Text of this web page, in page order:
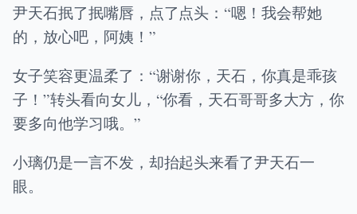
尹天石抿了抿嘴唇，点了点头：“嗯！我会帮她
的，放心吧，阿姨！”
女子笑容更温柔了：“谢谢你，天石，你真是乖孩
子！”转头看向女儿，“你看，天石哥哥多大方，你
要多向他学习哦。”
小璃仍是一言不发，却抬起头来看了尹天石一
眼。